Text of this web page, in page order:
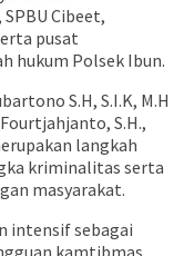
Cibeet,
pusat
hukum Polsek Ibun.
S.H, S.I.K, M.H
S.H.,
langkah
kriminalitas serta
masyarakat.
intensif sebagai